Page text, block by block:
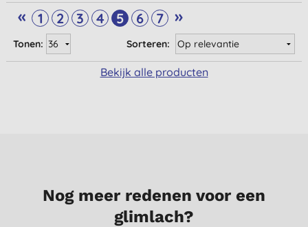
« 1 2 3 4 5 6 7 »
Sorteren:
Tonen:
Bekijk alle producten
Nog meer redenen voor een
glimlach?